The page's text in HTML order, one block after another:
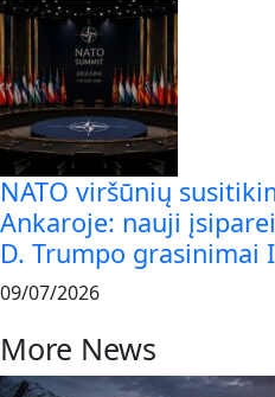
NATO viršūnių
Ankaroje: nauji
D. Trumpo grasinimai
09/07/2026
More News